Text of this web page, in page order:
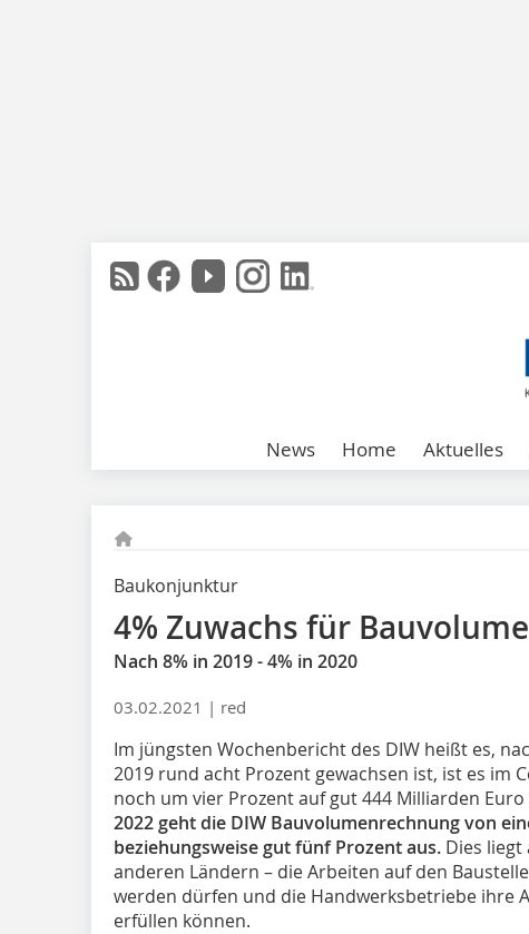
News Home Aktuelles
Baukonjunktur
4% Zuwachs für
Nach 8% in 2019 - 4% in 2020
03.02.2021 | red
Im jüngsten Wochenbericht des DIW heißt es,
2019 rund acht Prozent gewachsen ist, ist es im
noch um vier Prozent auf gut 444 Milliarden Euro
2022 geht die DIW Bauvolumenrechnung von
beziehungsweise gut fünf Prozent aus. Dies liegt
anderen Ländern – die Arbeiten auf den
werden dürfen und die Handwerksbetriebe ihre
erfüllen können.